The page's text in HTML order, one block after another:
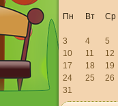
Пн Вт Ср
3
4 5
10
11 12
17
18 19
24
25 26
31